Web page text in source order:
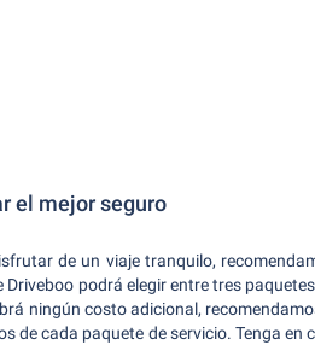
el mejor seguro
de un viaje tranquilo,
podrá elegir entre tres
ningún costo adicional,
de cada paquete de servicio. Tenga en